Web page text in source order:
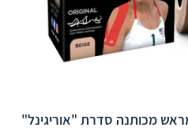
מראש מכותנה סדרת "אוריגינל"